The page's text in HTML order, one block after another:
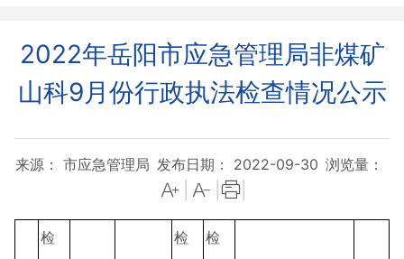
2022年岳阳市应急管理局非煤矿
山科9月份行政执法检查情况公示
来源： 市应急管理局 发布日期： 2022-09-30 浏览量：
|
检
检
检